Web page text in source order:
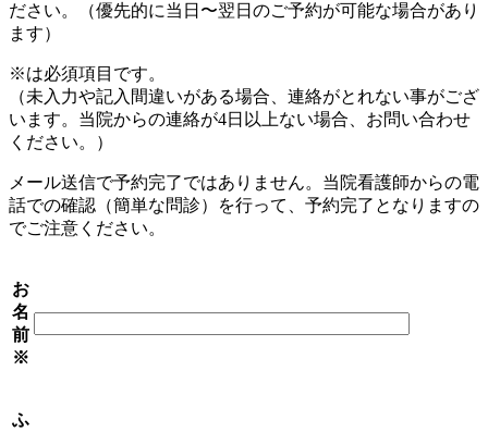
ださい。（優先的に当日〜翌日のご予約が可能な場合があり
ます）
※は必須項目です。
（未入力や記入間違いがある場合、連絡がとれない事がござ
います。当院からの連絡が4日以上ない場合、お問い合わせ
ください。）
メール送信で予約完了ではありません。当院看護師からの電
話での確認（簡単な問診）を行って、予約完了となりますの
でご注意ください。
お
名
前
※
ふ